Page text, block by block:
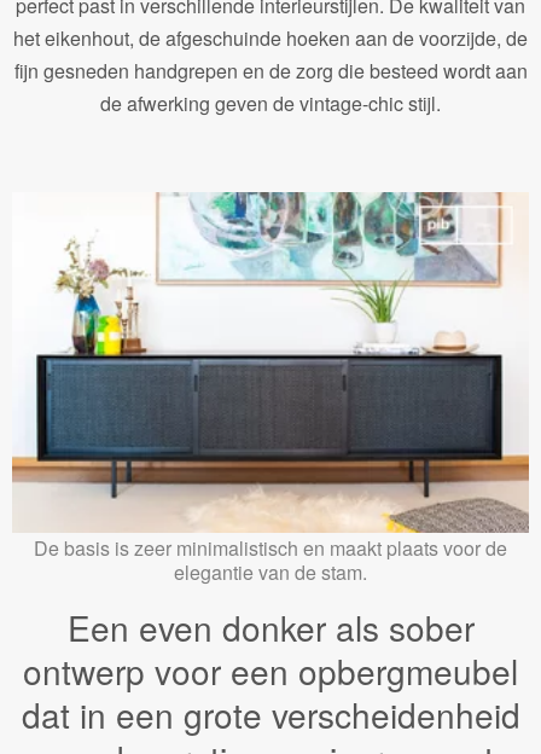
het eikenhout, de afgeschuinde hoeken aan de voorzijde, de
fijn gesneden handgrepen en de zorg die besteed wordt aan
de afwerking geven de vintage-chic stijl.
De basis is zeer minimalistisch en maakt plaats voor de
elegantie van de stam.
Een even donker als sober
ontwerp voor een opbergmeubel
dat in een grote verscheidenheid